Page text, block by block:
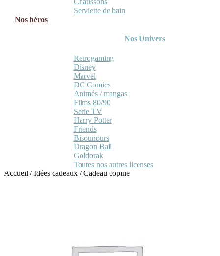
Chaussons
Serviette de bain
Nos héros
Nos Univers
Retrogaming
Disney
Marvel
DC Comics
Animés / mangas
Films 80/90
Serie TV
Harry Potter
Friends
Bisounours
Dragon Ball
Goldorak
Toutes nos autres licenses
Accueil /Idées cadeaux /Cadeau copine